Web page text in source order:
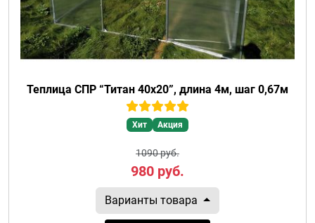
Теплица СПР “Титан 40х20”, длина 4м, шаг 0,67м
Хит Акция
1090 руб.
980 руб.
Варианты товара